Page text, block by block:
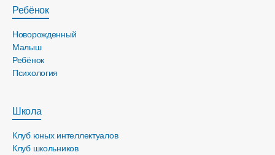
Ребёнок
Новорожденный
Малыш
Ребёнок
Психология
Школа
Клуб юных интеллектуалов
Клуб школьников